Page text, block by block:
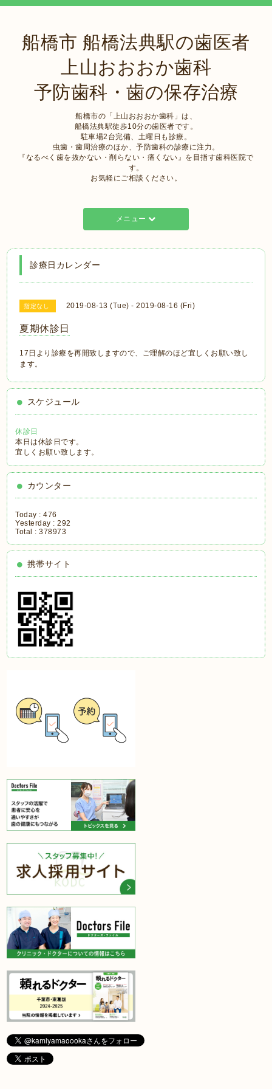
船橋市 船橋法典駅の歯医者
上山おおおか歯科
予防歯科・歯の保存治療
船橋市の「上山おおおか歯科」は、
船橋法典駅徒歩10分の歯医者です。
駐車場2台完備、土曜日も診療。
虫歯・歯周治療のほか、予防歯科の診療に注力。
『なるべく歯を抜かない・削らない・痛くない』を目指す歯科医院で
す。
お気軽にご相談ください。
メニュー
診療日カレンダー
指定なし 2019-08-13 (Tue) - 2019-08-16 (Fri)
夏期休診日
17日より診療を再開致しますので、ご理解のほど宜しくお願い致し
ます。
スケジュール
休診日
本日は休診日です。
宜しくお願い致します。
カウンター
Today :476
Yesterday :292
Total :378973
携帯サイト